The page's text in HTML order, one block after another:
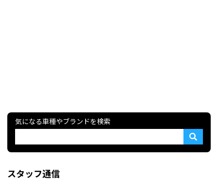
気になる車種やブランドを検索
スタッフ通信